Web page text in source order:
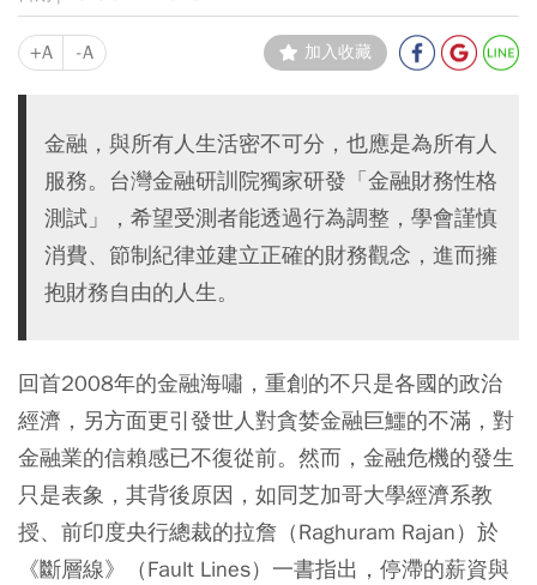
+A -A 加入收藏
金融，與所有人生活密不可分，也應是為所有人
服務。台灣金融研訓院獨家研發「金融財務性格
測試」，希望受測者能透過行為調整，學會謹慎
消費、節制紀律並建立正確的財務觀念，進而擁
抱財務自由的人生。
回首2008年的金融海嘯，重創的不只是各國的政治
經濟，另方面更引發世人對貪婪金融巨鱷的不滿，對
金融業的信賴感已不復從前。然而，金融危機的發生
只是表象，其背後原因，如同芝加哥大學經濟系教
授、前印度央行總裁的拉詹（Raghuram Rajan）於
《斷層線》（Fault Lines）一書指出，停滯的薪資與